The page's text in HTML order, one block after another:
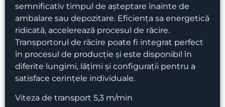
semnificativ timpul de așteptare înainte de
ambalare sau depozitare. Eficiența sa energetică
ridicată, accelerează procesul de răcire.
Transportorul de răcire poate fi integrat perfect
în procesul de producție și este disponibil în
diferite lungimi, lățimi și configurații pentru a
satisface cerințele individuale.
Viteza de transport 5,3 m/min